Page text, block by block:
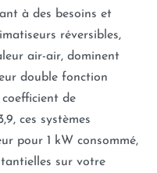
à des besoins et
réversibles,
air-air, dominent
double fonction
de
ces systèmes
pour 1 kW consommé,
sur votre